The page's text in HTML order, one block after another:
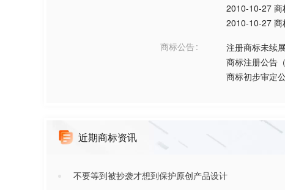
2010-10-27 商
2010-10-27 商
商标公告
注册商标未续
商标注册公告（
商标初步审定
近期商标资讯
不要等到被抄袭才想到保护原创产品设计